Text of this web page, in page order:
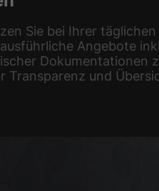
Sie bei Ihrer
Angebote
Dokumentationen
Transparenz und